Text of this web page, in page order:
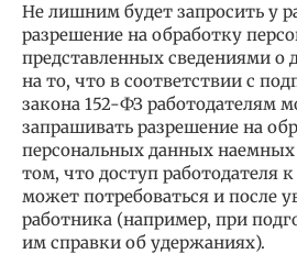
Не лишним будет запросить у
разрешение на обработку
представленных сведениями о
на то, что в соответствии с
закона 152-ФЗ работодателям
запрашивать разрешение на
персональных данных наемных
том, что доступ работодателя
может потребоваться и после
работника (например, при
им справки об удержаниях).